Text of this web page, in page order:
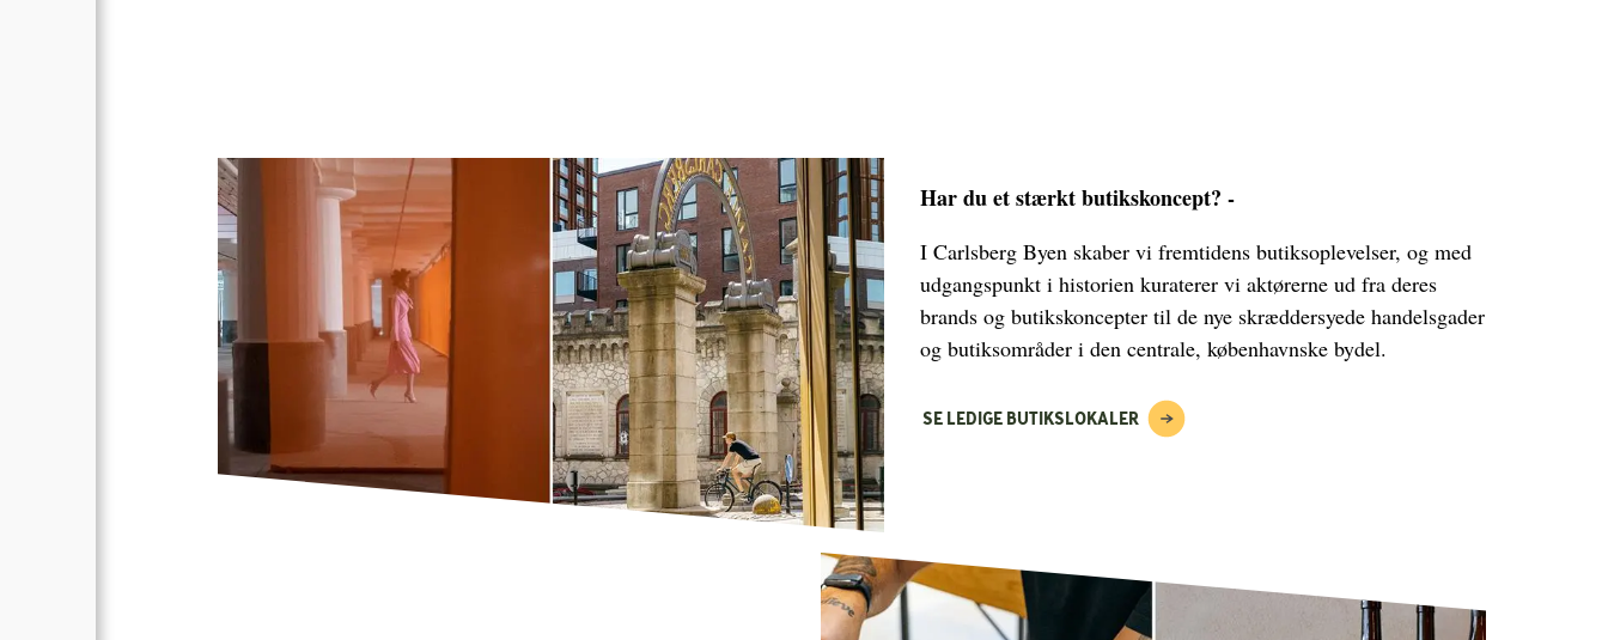
Har du et stærkt butikskoncept? -
I Carlsberg Byen skaber vi fremtidens butiksoplevelser, og med
udgangspunkt i historien kuraterer vi aktørerne ud fra deres
brands og butikskoncepter til de nye skræddersyede handelsgader
og butiksområder i den centrale, københavnske bydel.
SE LEDIGE BUTIKSLOKALER